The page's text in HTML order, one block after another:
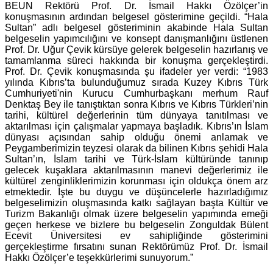
BEUN Rektörü Prof. Dr. İsmail Hakkı Özölçer’in
konuşmasının ardından belgesel gösterimine geçildi. “Hala
Sultan” adlı belgesel gösteriminin akabinde Hala Sultan
belgeselin yapımcılığını ve konsept danışmanlığını üstlenen
Prof. Dr. Uğur Çevik kürsüye gelerek belgeselin hazırlanış ve
tamamlanma süreci hakkında bir konuşma gerçekleştirdi.
Prof. Dr. Çevik konuşmasında şu ifadeler yer verdi: “1983
yılında Kıbrıs’ta bulunduğumuz sırada Kuzey Kıbrıs Türk
Cumhuriyeti'nin Kurucu Cumhurbaşkanı merhum Rauf
Denktaş Bey ile tanıştıktan sonra Kıbrıs ve Kıbrıs Türkleri’nin
tarihi, kültürel değerlerinin tüm dünyaya tanıtılması ve
aktarılması için çalışmalar yapmaya başladık. Kıbrıs’ın İslam
dünyası açısından sahip olduğu önemi anlamak ve
Peygamberimizin teyzesi olarak da bilinen Kıbrıs şehidi Hala
Sultan’ın, İslam tarihi ve Türk-İslam kültüründe tanınıp
gelecek kuşaklara aktarılmasının manevi değerlerimiz ile
kültürel zenginliklerimizin korunması için oldukça önem arz
etmektedir. İşte bu duygu ve düşüncelerle hazırladığımız
belgeselimizin oluşmasında katkı sağlayan başta Kültür ve
Turizm Bakanlığı olmak üzere belgeselin yapımında emeği
geçen herkese ve bizlere bu belgeselin Zonguldak Bülent
Ecevit Üniversitesi ev sahipliğinde gösterimini
gerçekleştirme fırsatını sunan Rektörümüz Prof. Dr. İsmail
Hakkı Özölçer’e teşekkürlerimi sunuyorum.”